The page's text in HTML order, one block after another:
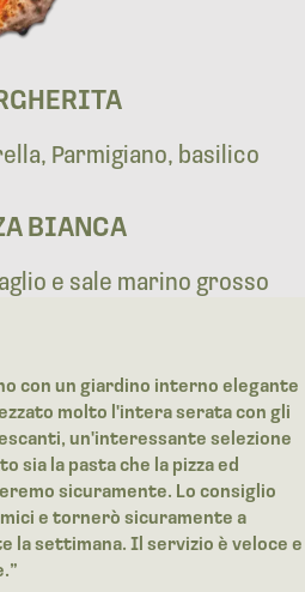
Parmigiano, basilico
BIANCA
e sale marino grosso
con un giardino interno elegante
molto l'intera serata con gli
un'interessante selezione
sia la pasta che la pizza ed
sicuramente. Lo consiglio
e tornerò sicuramente a
la settimana. Il servizio è veloce e